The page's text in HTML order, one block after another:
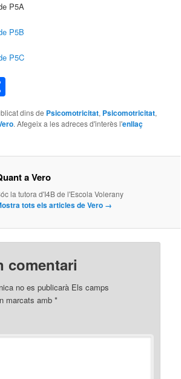
P5A
P5B
P5C
dins de Psicomotricitat, Psicomotricitat,
. Afegeix a les adreces d'interès l'enllaç
a Vero
la tutora d'I4B de l'Escola Volerany
tots els articles de Vero →
comentari
no es publicarà Els camps
marcats amb*